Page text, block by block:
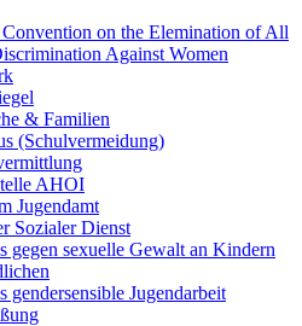
on the Elemination of All
Against Women
& Familien
(Schulvermeidung)
AHOI
Jugendamt
Sozialer Dienst
gegen sexuelle Gewalt an Kindern
gendersensible Jugendarbeit